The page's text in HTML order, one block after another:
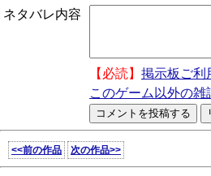
ネタバレ内容
【必読】 掲示板ご利
このゲーム以外の雑
<<前の作品 次の作品>>